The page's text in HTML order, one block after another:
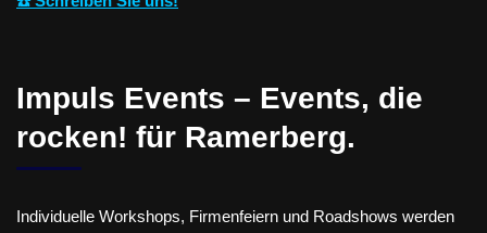
Impuls Events – Events, die
rocken! für Ramerberg.
Individuelle Workshops, Firmenfeiern und Roadshows werden